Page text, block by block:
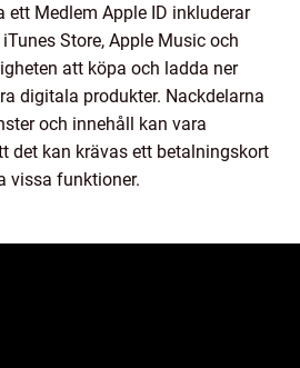
ett Medlem Apple ID inkluderar
Store, Apple Music och
att köpa och ladda ner
digitala produkter. Nackdelarna
och innehåll kan vara
det kan krävas ett betalningskort
vissa funktioner.